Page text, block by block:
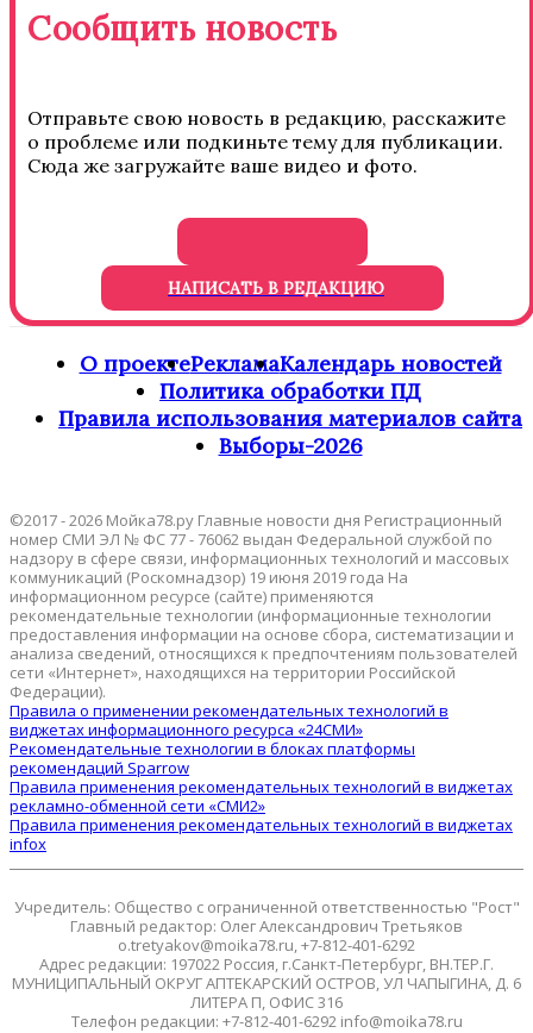
Сообщить новость
Отправьте свою новость в редакцию, расскажите
о проблеме или подкиньте тему для публикации.
Сюда же загружайте ваше видео и фото.
НАПИСАТЬ В РЕДАКЦИЮ
О проектеРекламаКалендарь новостей
Политика обработки ПД
Правила использования материалов сайта
Выборы-2026
©2017 - 2026 Мойка78.ру Главные новости дня Регистрационный
номер СМИ ЭЛ № ФС 77 - 76062 выдан Федеральной службой по
надзору в сфере связи, информационных технологий и массовых
коммуникаций (Роскомнадзор) 19 июня 2019 года На
информационном ресурсе (сайте) применяются
рекомендательные технологии (информационные технологии
предоставления информации на основе сбора, систематизации и
анализа сведений, относящихся к предпочтениям пользователей
сети «Интернет», находящихся на территории Российской
Федерации).
Правила о применении рекомендательных технологий в
виджетах информационного ресурса «24СМИ»
Рекомендательные технологии в блоках платформы
рекомендаций Sparrow
Правила применения рекомендательных технологий в виджетах
рекламно-обменной сети «СМИ2»
Правила применения рекомендательных технологий в виджетах
infox
Учредитель: Общество с ограниченной ответственностью "Рост"
Главный редактор: Олег Александрович Третьяков
o.tretyakov@moika78.ru, +7-812-401-6292
Адрес редакции: 197022 Россия, г.Санкт-Петербург, ВН.ТЕР.Г.
МУНИЦИПАЛЬНЫЙ ОКРУГ АПТЕКАРСКИЙ ОСТРОВ, УЛ ЧАПЫГИНА, Д. 6
ЛИТЕРА П, ОФИС 316
Телефон редакции: +7-812-401-6292 info@moika78.ru